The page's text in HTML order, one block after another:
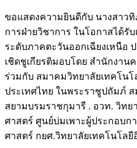
ขอแสดงความยินดีกับ นางสาว
การฝ่ายวิชาการ ในโอกาสได้รับ
ระดับภาคตะวันออกเฉียงเหนือ
เชิดชูเกียรติมอบโดย สำนักงา
ร่วมกับ สมาคมวิทยาลัยเทคโน
ประเทศไทย ในพระราชูปถัมภ์
สยามบรมราชกุมารี . อวท. วิท
ศาสตร์ ศูนย์บ่มเพาะผู้ประกอบ
ศาสตร์ กยศ.วิทยาลัยเทคโนโล